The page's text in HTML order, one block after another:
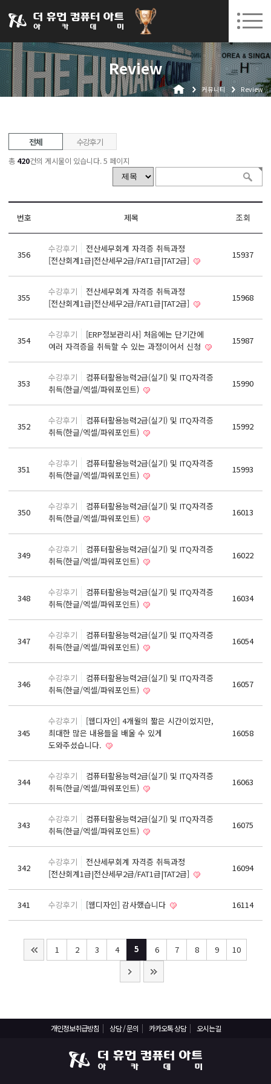
031-252-7277 수원캠퍼스 개강 08. 12.(수)
로그인 회원가입 고객센터
Review
커뮤니티 Review
전체 수강후기
총 420건의 게시물이 있습니다.5 페이지
번호 제목 조회
356
수강후기
전산세무회계 자격증 취득과정
[전산회계1급|전산세무2급/FAT1급|TAT2급]
15937
355
수강후기
전산세무회계 자격증 취득과정
[전산회계1급|전산세무2급/FAT1급|TAT2급]
15968
354
수강후기
[ERP정보관리사] 처음에는 단기간에
여러 자격증을 취득할 수 있는 과정이어서 신청
15987
353
수강후기
컴퓨터활용능력2급(실기) 및 ITQ자격증
취득(한글/엑셀/파워포인트)
15990
352
수강후기
컴퓨터활용능력2급(실기) 및 ITQ자격증
취득(한글/엑셀/파워포인트)
15992
351
수강후기
컴퓨터활용능력2급(실기) 및 ITQ자격증
취득(한글/엑셀/파워포인트)
15993
350
수강후기
컴퓨터활용능력2급(실기) 및 ITQ자격증
취득(한글/엑셀/파워포인트)
16013
349
수강후기
컴퓨터활용능력2급(실기) 및 ITQ자격증
취득(한글/엑셀/파워포인트)
16022
348
수강후기
컴퓨터활용능력2급(실기) 및 ITQ자격증
취득(한글/엑셀/파워포인트)
16034
347
수강후기
컴퓨터활용능력2급(실기) 및 ITQ자격증
취득(한글/엑셀/파워포인트)
16054
346
수강후기
컴퓨터활용능력2급(실기) 및 ITQ자격증
취득(한글/엑셀/파워포인트)
16057
345
수강후기
[웹디자인] 4개월의 짧은 시간이었지만,
최대한 많은 내용들을 배울 수 있게
도와주셨습니다.
16058
344
수강후기
컴퓨터활용능력2급(실기) 및 ITQ자격증
취득(한글/엑셀/파워포인트)
16063
343
수강후기
컴퓨터활용능력2급(실기) 및 ITQ자격증
취득(한글/엑셀/파워포인트)
16075
342
수강후기
전산세무회계 자격증 취득과정
[전산회계1급|전산세무2급/FAT1급|TAT2급]
16094
341 수강후기 [웹디자인] 감사했습니다 16114
1 2 3 4 5 6 7 8 9 10
개인정보취급방침 상담 / 문의 카카오톡 상담 오시는길
아카데미소개
인사말
오시는길
생성형AI
실업자
BIM 건축설계 및 실내건축설계(캐드(CAD),맥스(MAX),레빗(REVIT))실무자 양성과정
반응형/웹퍼블리셔/프론트엔드 웹개발자(웹디자인)
반응형/웹퍼블리셔/프론트엔드 웹개발자(웹디자인기능사 과정평가형)
자바(Java)기반 JSP/스프링 웹개발자(정보처리산업기사)(과정평가형)
디지털컨버전스 자바(JAVA)개발자(전자정부 프레임워크/SPRING)
컴퓨터활용능력2급(필기+실기) 및 ITQ자격증 취득(한글,엑셀,파워포인트)
전기기능사(필기+실기) 자격증 취득과정
직업상담사 2급 (필기+실기) 자격증 취득과정
재직자/일반
포토샵 자격증 취득과정(GTQ1급)
일러스트 자격증 취득과정(GTQi 1급)
전산회계 1급 / FAT 1급 자격증 취득과정
기초회계원리 및 전산회계2급 자격증 취득과정
ERP정보관리사(회계2급) / (인사2급) 자격증 취득과정
전산응용건축제도기능사(실기)
컴퓨터활용능력1급(컴활1급)
ITQ(한글,엑셀,파워포인트)
실내·건축디자인 & 인테리어
파이썬 프로그래밍을 활용한 빅데이터 향상과정
프로그래밍 자바(JAVA) / 파이썬(Python)
유튜브(Youtube)크리에이터(영상편집,프리미어)
유튜브(YouTube)크리에이터(영상편집,애프터이펙트)
취업 PROCESS
구인의뢰 요청서
온라인상담
상담 / 문의
카카오톡 상담
1:1 상담